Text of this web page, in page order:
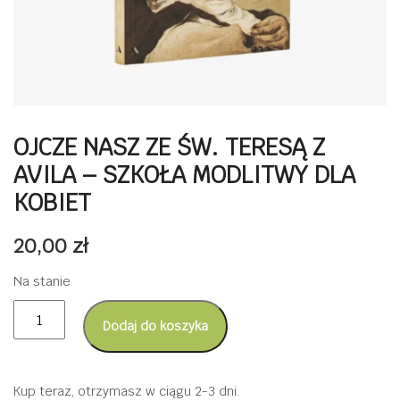
OJCZE NASZ ZE ŚW. TERESĄ Z
AVILA – SZKOŁA MODLITWY DLA
KOBIET
20,00 zł
Na stanie
ilość
Ojcze
ze
Dodaj do koszyka
Kup teraz, otrzymasz w ciągu 2-3 dni.